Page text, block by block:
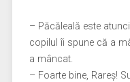
– Păcăleală este
copilul îi spune că a
a mâncat.
– Foarte bine, Rareş!